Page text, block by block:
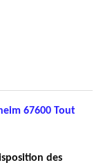
67600 Tout
des